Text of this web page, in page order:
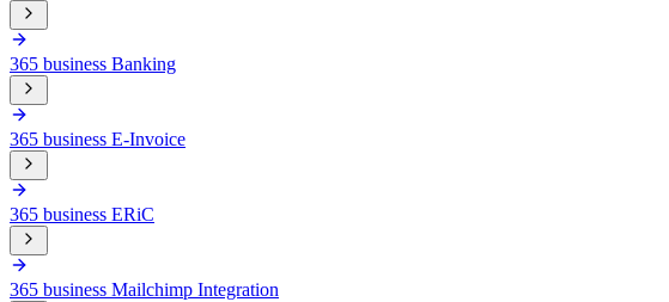
365 business Banking
365 business E-Invoice
365 business ERiC
365 business Mailchimp Integration